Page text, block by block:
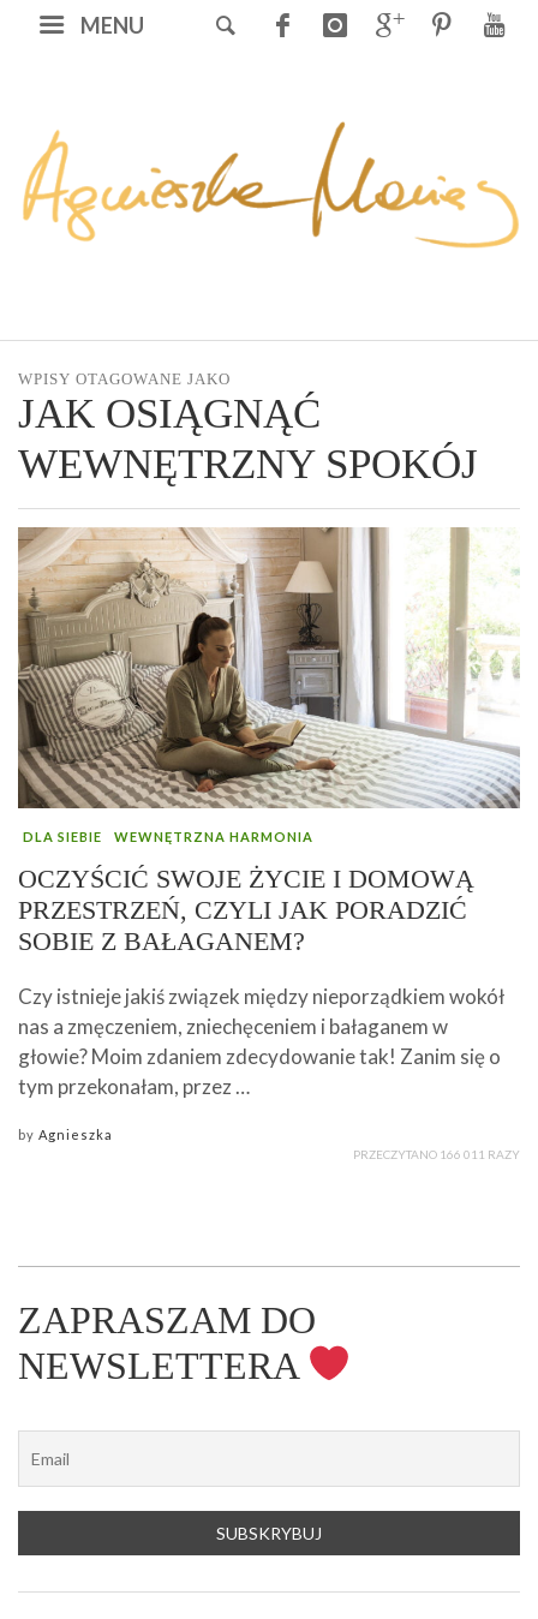
MENU
WPISY OTAGOWANE JAKO
JAK OSIĄGNĄĆ
WEWNĘTRZNY SPOKÓJ
DLA SIEBIE WEWNĘTRZNA HARMONIA
OCZYŚCIĆ SWOJE ŻYCIE I DOMOWĄ
PRZESTRZEŃ, CZYLI JAK PORADZIĆ
SOBIE Z BAŁAGANEM?
Czy istnieje jakiś związek między nieporządkiem wokół
nas a zmęczeniem, zniechęceniem i bałaganem w
głowie? Moim zdaniem zdecydowanie tak! Zanim się o
tym przekonałam, przez …
by Agnieszka
PRZECZYTANO 166 011 RAZY
ZAPRASZAM DO
NEWSLETTERA